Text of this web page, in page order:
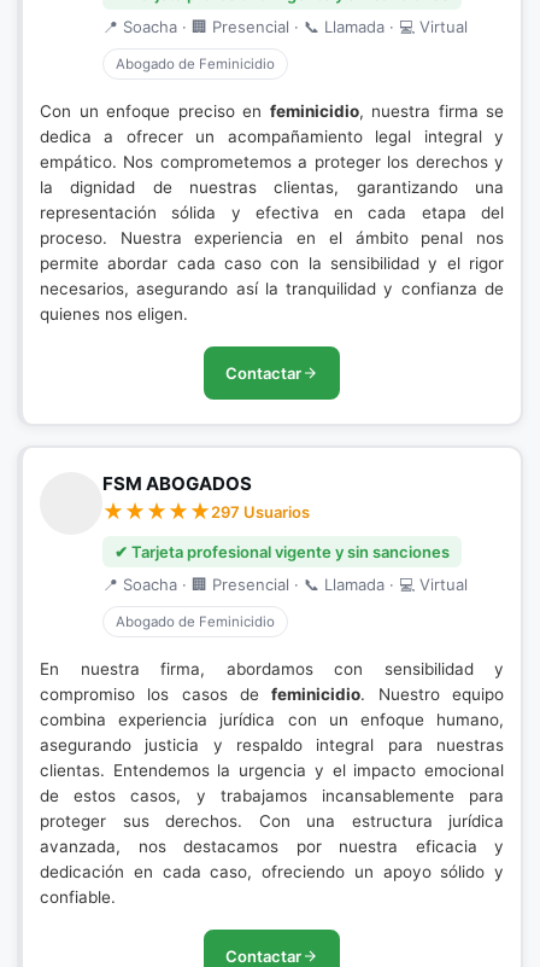
📍 Soacha · 🏢 Presencial · 📞 Llamada · 💻 Virtual
Abogado de Feminicidio
Con un enfoque preciso en feminicidio, nuestra firma se
dedica a ofrecer un acompañamiento legal integral y
empático. Nos comprometemos a proteger los derechos y
la dignidad de nuestras clientas, garantizando una
representación sólida y efectiva en cada etapa del
proceso. Nuestra experiencia en el ámbito penal nos
permite abordar cada caso con la sensibilidad y el rigor
necesarios, asegurando así la tranquilidad y confianza de
quienes nos eligen.
Contactar
FSM ABOGADOS
297 Usuarios
✔ Tarjeta profesional vigente y sin sanciones
📍 Soacha · 🏢 Presencial · 📞 Llamada · 💻 Virtual
Abogado de Feminicidio
En nuestra firma, abordamos con sensibilidad y
compromiso los casos defeminicidio. Nuestro equipo
combina experiencia jurídica con un enfoque humano,
asegurando justicia y respaldo integral para nuestras
clientas. Entendemos la urgencia y el impacto emocional
de estos casos, y trabajamos incansablemente para
proteger sus derechos. Con una estructura jurídica
avanzada, nos destacamos por nuestra eficacia y
dedicación en cada caso, ofreciendo un apoyo sólido y
confiable.
Contactar